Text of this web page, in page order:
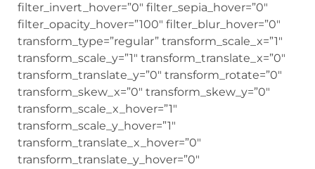
filter_invert_hover=”0″ filter_sepia_hover=”0″
filter_opacity_hover=”100″ filter_blur_hover=”0″
transform_type=”regular” transform_scale_x=”1″
transform_scale_y=”1″ transform_translate_x=”0″
transform_translate_y=”0″ transform_rotate=”0″
transform_skew_x=”0″ transform_skew_y=”0″
transform_scale_x_hover=”1″
transform_scale_y_hover=”1″
transform_translate_x_hover=”0″
transform_translate_y_hover=”0″